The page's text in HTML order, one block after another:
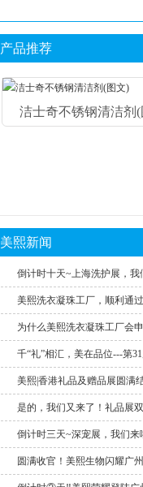
产品推荐
洁士奇不锈钢清洁剂(
美熙新闻
倒计时十天~上海洗护展，我
美熙洗衣凝珠工厂，顺利通
为什么美熙洗衣凝珠工厂会
千“礼”相汇，美在品位---第
美熙|香港礼品及赠品展圆满
是的，我们又来了！礼品展
倒计时三天~深宠展，我们来
圆满收官！美熙生物闪耀广